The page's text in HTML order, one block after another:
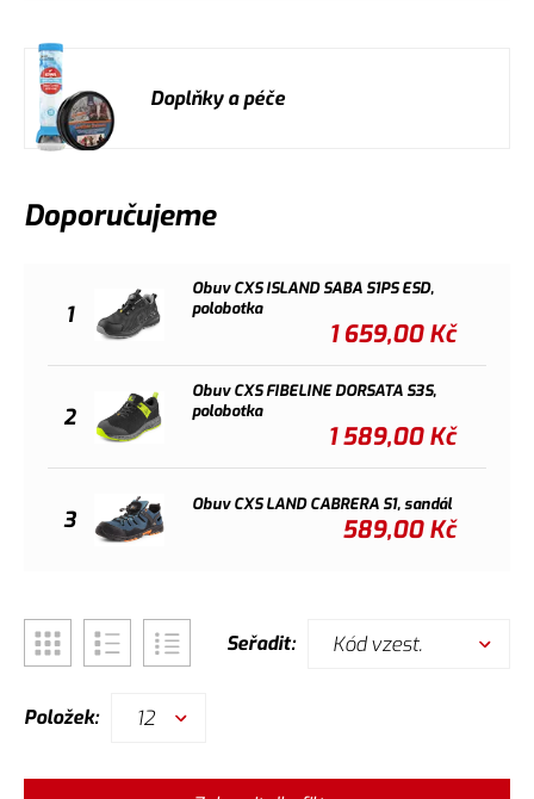
Doplňky a péče
Doporučujeme
1
Obuv CXS ISLAND SABA S1PS ESD,
polobotka
1 659,00Kč
2
Obuv CXS FIBELINE DORSATA S3S,
polobotka
1 589,00Kč
3
Obuv CXS LAND CABRERA S1, sandál
589,00Kč
Seřadit: Kód vzest.
Položek: 12